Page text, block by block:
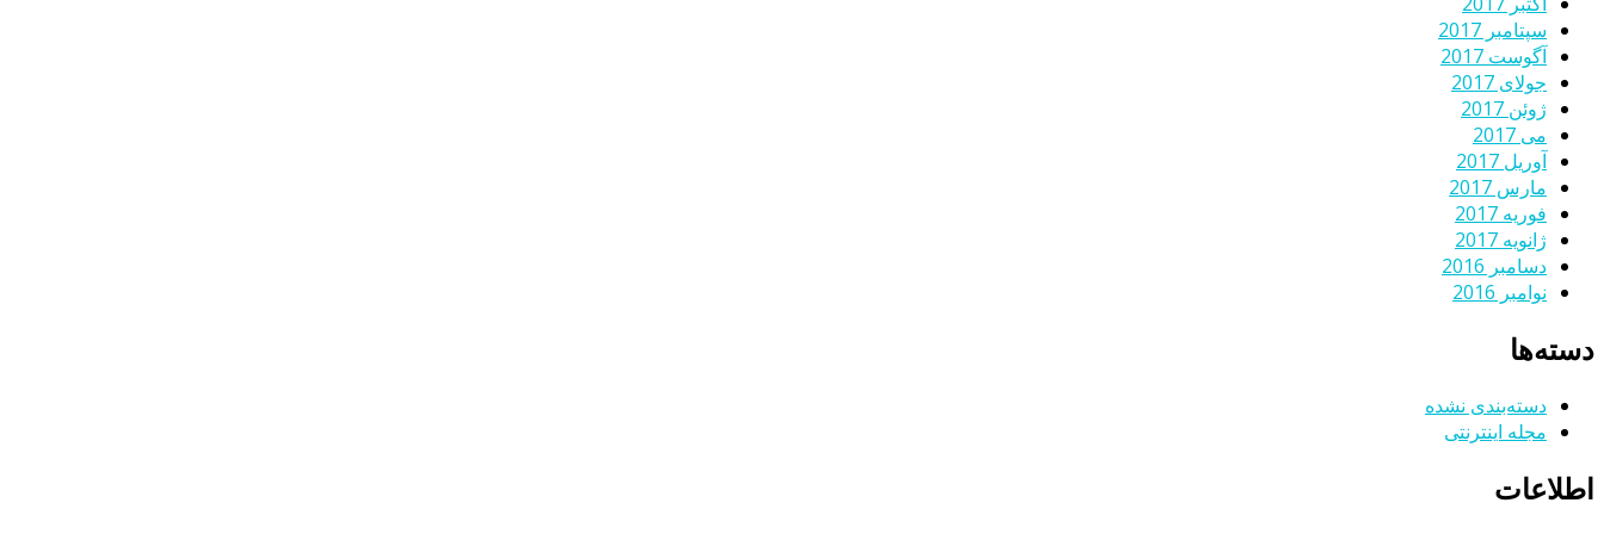
سپتامبر 2017
آگوست 2017
جولای 2017
ژوئن 2017
می 2017
آوریل 2017
مارس 2017
فوریه 2017
ژانویه 2017
دسامبر 2016
نوامبر 2016
دسته‌ها
دسته‌بندی نشده
مجله اینترنتی
اطلاعات